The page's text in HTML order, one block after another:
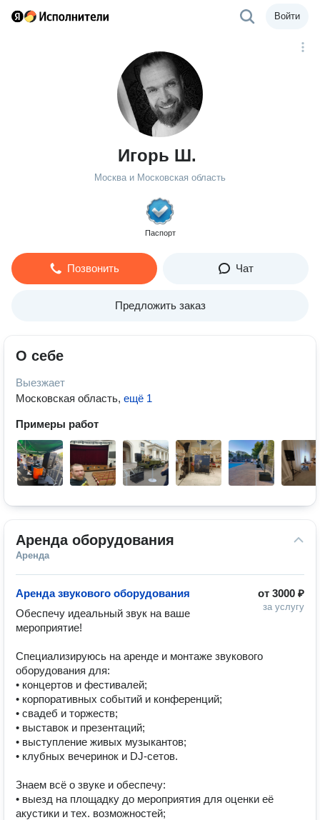
Войти
Игорь Ш.
Москва и Московская область
Паспорт
Позвонить Чат
Предложить заказ
О себе
Выезжает
Московская область, ещё 1
Примеры работ
Аренда оборудования
Аренда
от 3000 ₽
за услугу
Аренда звукового оборудования
Обеспечу идеальный звук на ваше
мероприятие!
Специализируюсь на аренде и монтаже звукового
оборудования для:
• концертов и фестивалей;
• корпоративных событий и конференций;
• свадеб и торжеств;
• выставок и презентаций;
• выступление живых музыкантов;
• клубных вечеринок и DJ‑сетов.
Знаем всё о звуке и обеспечу:
• выезд на площадку до мероприятия для оценки её
акустики и тех. возможностей;